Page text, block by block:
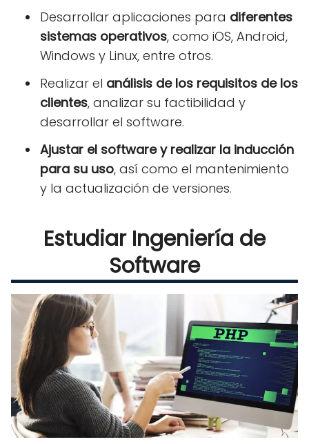
Desarrollar aplicaciones para diferentes
sistemas operativos, como iOS, Android,
Windows y Linux, entre otros.
Realizar el análisis de los requisitos de los
clientes, analizar su factibilidad y
desarrollar el software.
Ajustar el software y realizar la inducción
para su uso, así como el mantenimiento
y la actualización de versiones.
Estudiar Ingeniería de
Software